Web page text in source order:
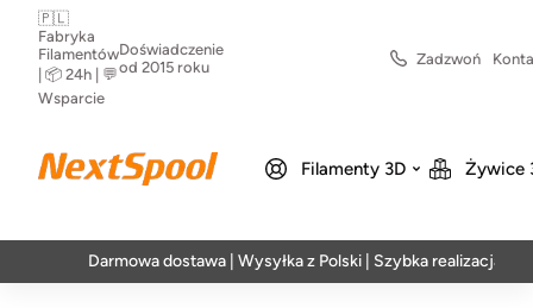
🇵🇱
Fabryka
Filamentów
| 📦 24h | 💬
Wsparcie
Doświadczenie
od 2015 roku
Zadzwoń
Filamenty 3D Żywice
Darmowa dostawa | Wysyłka z Polski | Szybka realizacja w 24h